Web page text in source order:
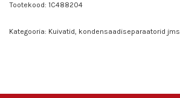
Tootekood: 1C488204
Kategooria: Kuivatid, kondensaadiseparaatorid jms